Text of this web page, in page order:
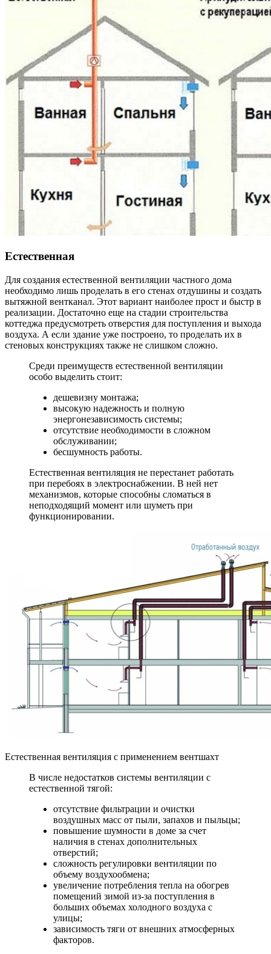
Естественная
Для создания естественной вентиляции частного дома
необходимо лишь проделать в его стенах отдушины и создать
вытяжной вентканал. Этот вариант наиболее прост и быстр в
реализации. Достаточно еще на стадии строительства
коттеджа предусмотреть отверстия для поступления и выхода
воздуха. А если здание уже построено, то проделать их в
стеновых конструкциях также не слишком сложно.
Среди преимуществ естественной вентиляции
особо выделить стоит:
дешевизну монтажа;
высокую надежность и полную
энергонезависимость системы;
отсутствие необходимости в сложном
обслуживании;
бесшумность работы.
Естественная вентиляция не перестанет работать
при перебоях в электроснабжении. В ней нет
механизмов, которые способны сломаться в
неподходящий момент или шуметь при
функционировании.
Естественная вентиляция с применением вентшахт
В числе недостатков системы вентиляции с
естественной тягой:
отсутствие фильтрации и очистки
воздушных масс от пыли, запахов и пыльцы;
повышение шумности в доме за счет
наличия в стенах дополнительных
отверстий;
сложность регулировки вентиляции по
объему воздухообмена;
увеличение потребления тепла на обогрев
помещений зимой из-за поступления в
больших объемах холодного воздуха с
улицы;
зависимость тяги от внешних атмосферных
факторов.